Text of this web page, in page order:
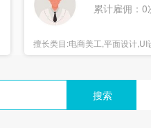
累计雇佣：0
擅长类目:电商美工,平面设计,UI
报设计
搜索